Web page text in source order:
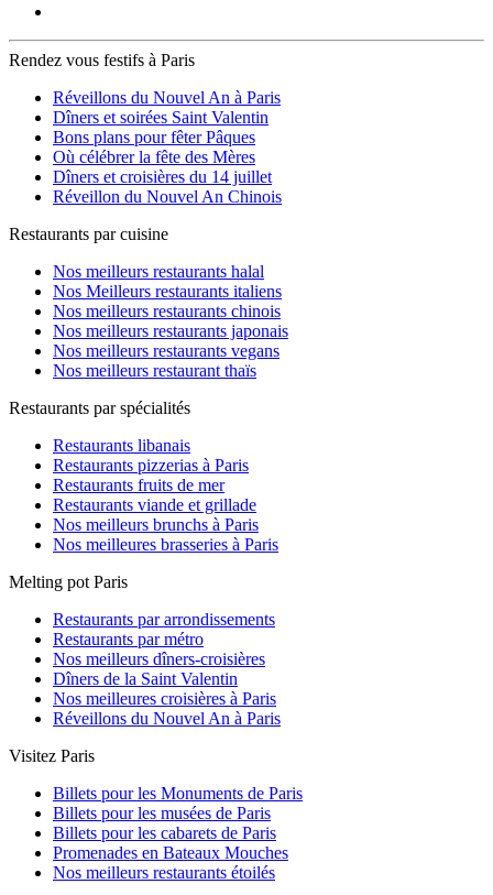
Rendez vous festifs à Paris
Réveillons du Nouvel An à Paris
Dîners et soirées Saint Valentin
Bons plans pour fêter Pâques
Où célébrer la fête des Mères
Dîners et croisières du 14 juillet
Réveillon du Nouvel An Chinois
Restaurants par cuisine
Nos meilleurs restaurants halal
Nos Meilleurs restaurants italiens
Nos meilleurs restaurants chinois
Nos meilleurs restaurants japonais
Nos meilleurs restaurants vegans
Nos meilleurs restaurant thaïs
Restaurants par spécialités
Restaurants libanais
Restaurants pizzerias à Paris
Restaurants fruits de mer
Restaurants viande et grillade
Nos meilleurs brunchs à Paris
Nos meilleures brasseries à Paris
Melting pot Paris
Restaurants par arrondissements
Restaurants par métro
Nos meilleurs dîners-croisières
Dîners de la Saint Valentin
Nos meilleures croisières à Paris
Réveillons du Nouvel An à Paris
Visitez Paris
Billets pour les Monuments de Paris
Billets pour les musées de Paris
Billets pour les cabarets de Paris
Promenades en Bateaux Mouches
Nos meilleurs restaurants étoilés